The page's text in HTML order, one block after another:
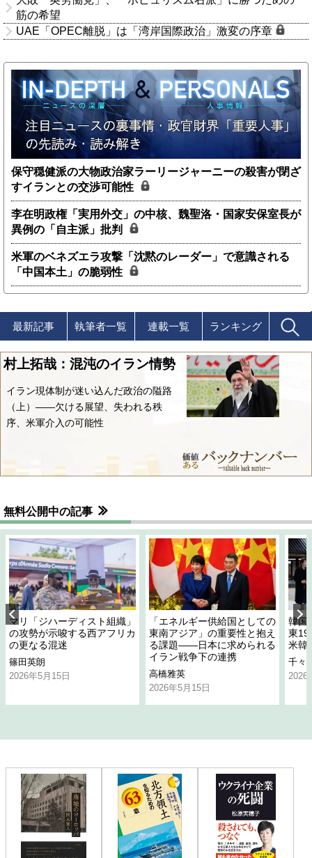
筋の希望
UAE「OPEC離脱」は「湾岸国際政治」激変の序章
保守穏健派の大物政治家ラーリージャーニーの殺害が閉ざ
すイランとの交渉可能性
李在明政権「実用外交」の中核、魏聖洛・国家安保室長が
異例の「自主派」批判
米軍のベネズエラ攻撃「沈黙のレーダー」で意識される
「中国本土」の脆弱性
最新記事 執筆者一覧 連載一覧 ランキング
村上拓哉：混沌のイラン情勢
イラン現体制が迷い込んだ政治の隘路
（上）――欠ける展望、失われる秩
序、米軍介入の可能性
無料公開中の記事
マリ「ジハーディスト組織」
の攻勢が示唆する西アフリカ
の更なる混迷
篠田英朗
2026年5月15日
「エネルギー供給国としての
東南アジア」の重要性と抱え
る課題――日本に求められる
イラン戦争下の連携
高橋雅英
2026年5月15日
韓国
東
米韓
千々
2026